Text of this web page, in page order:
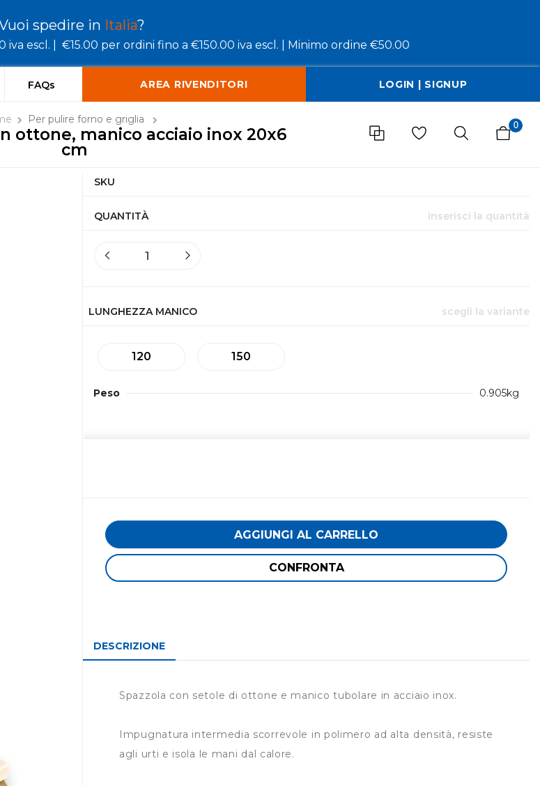
spedire in Italia?
escl. | €15.00 per ordini fino a €150.00 iva escl. | Minimo ordine €50.00
FAQs AREA RIVENDITORI LOGIN | SIGNUP
Per pulire forno e griglia
ottone, manico acciaio inox 20x6
cm
0
SKU
QUANTITÀ inserisci la quantità
LUNGHEZZA MANICO scegli la variante
120 150
Peso 0.905kg
AGGIUNGI AL CARRELLO
CONFRONTA
DESCRIZIONE
Spazzola con setole di ottone e manico tubolare in acciaio inox.
Impugnatura intermedia scorrevole in polimero ad alta densità, resiste
agli urti e isola le mani dal calore.